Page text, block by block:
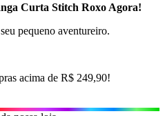
Curta Stitch Roxo Agora!
pequeno aventureiro.
acima de R$ 249,90!